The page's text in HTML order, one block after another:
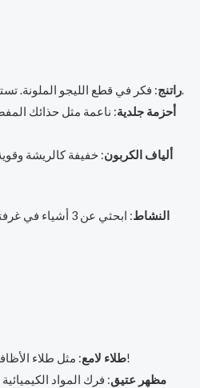
راتنج: فكر في قطع الليجو الملونة. تستخدم للشعارات البراقة.
أحزمة جلدية: ناعمة مثل حذائك
ألياف الكربون: خفيفة كالريشة
النشاط
: ابحثي عن 3
طلاء لامع: مثل طلاء الأظافر للمعادن. يجعلها تتلألأ!
مظهر عتيق: فرك المواد